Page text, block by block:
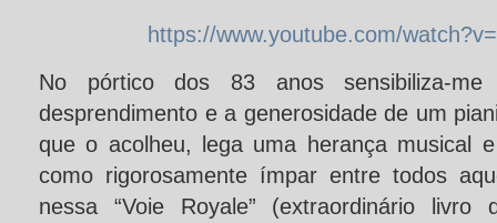
https://www.youtube.com/
No pórtico dos 83 anos sensibiliza-
desprendimento e a generosidade de um
que o acolheu, lega uma herança musical
como rigorosamente ímpar entre todos
nessa “Voie Royale” (extraordinário